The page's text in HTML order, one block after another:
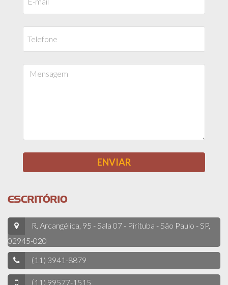
ESCRITÓRIO
R. Arcangélica, 95 - Sala 07 - Pirituba - São Paulo - SP,
02945-020
(11) 3941-8879
(11) 99577-1515